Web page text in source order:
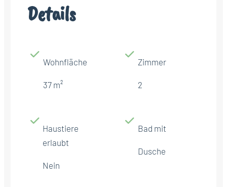
Details
Wohnfläche
37 m²
Zimmer
2
Haustiere
erlaubt
Nein
Bad mit
Dusche